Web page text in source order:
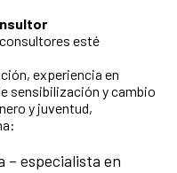
esté
experiencia en
sensibilización y cambio
y juventud,
– especialista en